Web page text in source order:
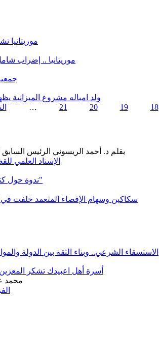
موريتانيا
موريتانيا .. إضراب
ولد امباله مشروع الميزانية
18
19
20
21
…
الإسناد العلمي
ندوة حول كتاب "العدالة الاجتماعية في الإسلام"
سكاكين وسهام الإقصاء المتعمد خلفت في
الاستسقاء الشرعي.. وبناء الثقة بين الدولة
أسرة أهل اعبيدك تشكر